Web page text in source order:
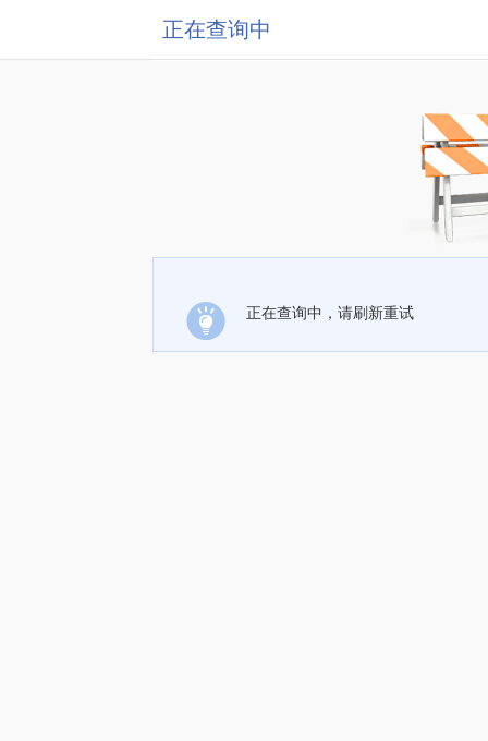
正在查询中
正在查询中，请刷新重试